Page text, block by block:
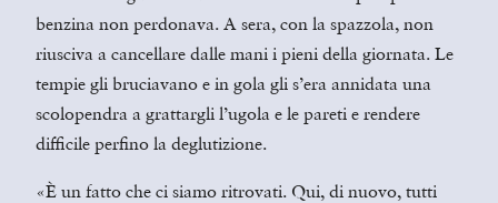
benzina non perdonava. A sera, con la spazzola, non
riusciva a cancellare dalle mani i pieni della giornata. Le
tempie gli bruciavano e in gola gli s’era annidata una
scolopendra a grattargli l’ugola e le pareti e rendere
difficile perfino la deglutizione.
«È un fatto che ci siamo ritrovati. Qui, di nuovo, tutti